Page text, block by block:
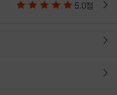
5.0점